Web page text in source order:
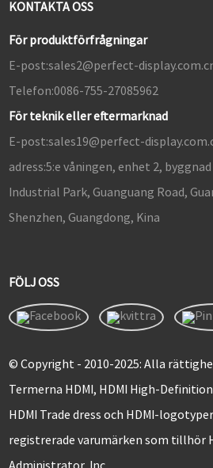
KONTAKTA OSS
För produktförfrågningar
E-post:sales2@perfect-
Telefon:0086-755-27085962
För teknik eller eftermarknad
E-post:sales19@perfect-
adress:5:e våningen, enhet 2,
Industrial Park, Guanguang Road,
Shenzhen, Guangdong, Kina
FÖLJ OSS
© Copyright - 2010-2025: Alla
Termerna HDMI, HDMI High-
HDMI Trade dress och HDMI-
registrerade varumärken som tillhör
Administrator, Inc.